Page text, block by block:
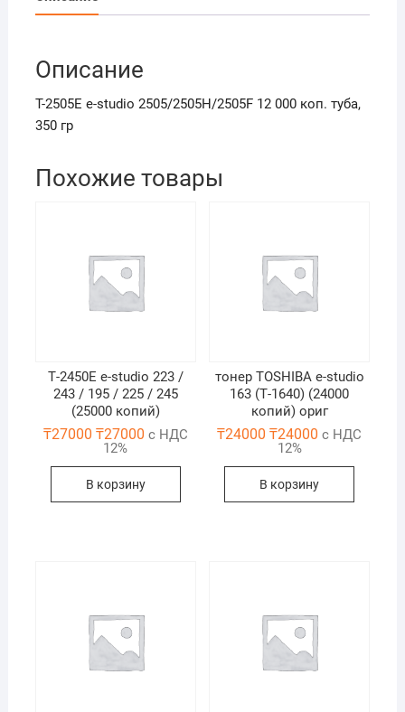
000
туба,
350
гр
Описание
T-2505E e-studio 2505/2505H/2505F 12 000 коп. туба,
350 гр
Похожие товары
Т-2450Е e-studio 223 /
243 / 195 / 225 / 245
(25000 копий)
₸27000 ₸27000 с НДС
12%
В корзину
тонер TOSHIBA e-studio
163 (Т-1640) (24000
копий) ориг
₸24000 ₸24000 с НДС
12%
В корзину